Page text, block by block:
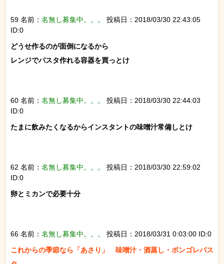
59 名前： 名無し募集中。。。
投稿日：2018/03/30 22:43:05
ID:0
どうせ作るのが面倒になるから
レンジでパスタ作れる容器を買っとけ
60 名前： 名無し募集中。。。
投稿日：2018/03/30 22:44:03
ID:0
たまに飲みたくなるからインスタントの味噌汁常備しとけ
62 名前： 名無し募集中。。。
投稿日：2018/03/30 22:59:02
ID:0
卵とミカンで必要十分
66 名前： 名無し募集中。。。
投稿日：2018/03/31 0:03:00 ID:0
これからの季節なら「あさり」　味噌汁・酒蒸し・ボンゴレパス